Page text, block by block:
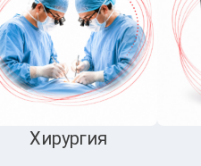
Хирургия